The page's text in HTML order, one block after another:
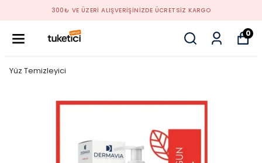
300₺ VE ÜZERİ ALIŞVERİŞİNİZDE ÜCRETSİZ KARGO
0
Yüz Temizleyici